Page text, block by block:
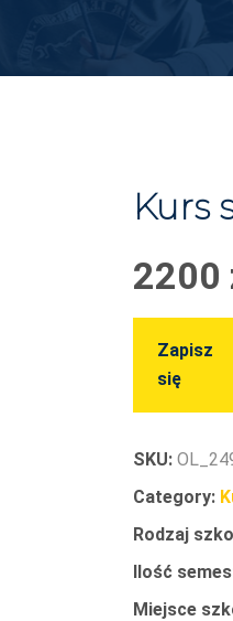
Kurs
2200
Zapisz
się
SKU:
Category:
Rodzaj
Ilość
Miejsce